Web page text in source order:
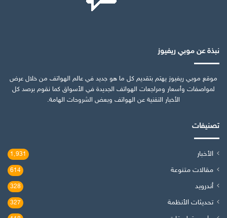
نبذة عن موبي ريفيوز
موقع موبي ريفيوز يهتم بتقديم كل ما هو جديد في عالم الهواتف من خلال عرض
لمواصفات وأسعار ومراجعات الهواتف الجديدة في الأسواق كما نقوم برصد كل
الأخبار التقنية عن الهواتف وبعض الشروحات الهامة.
تصنيفات
الأخبار 1٬931
مقالات متنوعة 614
أندرويد 328
تحديثات الأنظمة 327